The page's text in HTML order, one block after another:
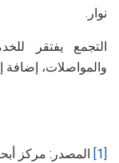
نوار.
التجمع يفتقر
والمواصلات،
[1] المصدر: مركز